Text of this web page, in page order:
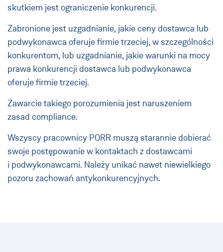
skutkiem jest ograniczenie konkurencji.
Zabronione jest uzgadnianie, jakie ceny dostawca lub
podwykonawca oferuje firmie trzeciej, w szczególności
konkurentom, lub uzgadnianie, jakie warunki na mocy
prawa konkurencji dostawca lub podwykonawca
oferuje firmie trzeciej.
Zawarcie takiego porozumienia jest naruszeniem
zasad compliance.
Wszyscy pracownicy PORR muszą starannie dobierać
swoje postępowanie w kontaktach z dostawcami
i podwykonawcami. Należy unikać nawet niewielkiego
pozoru zachowań antykonkurencyjnych.